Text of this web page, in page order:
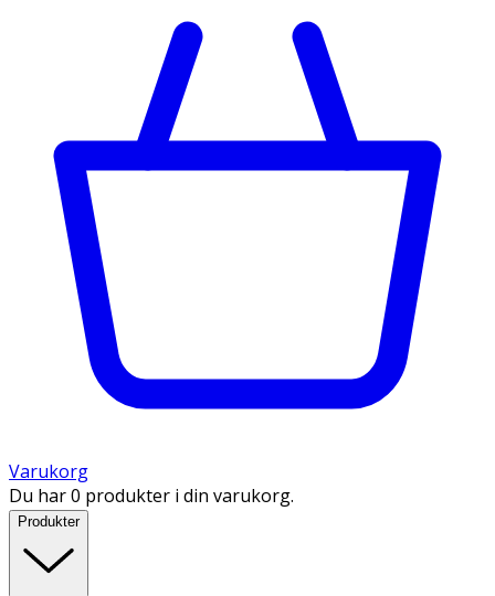
Varukorg
Du har 0 produkter i din varukorg.
Produkter